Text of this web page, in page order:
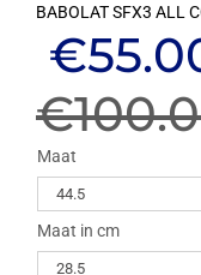
BABOLAT SFX3 ALL
€
€
is:
Maat
Maat in cm